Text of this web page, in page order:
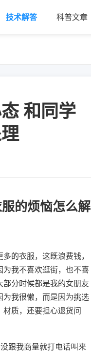
技术解答 科普文章
和同学
的烦恼怎么解
的衣服，这既浪费钱，
为我不喜欢逛街，也不喜
分时候都是我的女朋友
为我很懒，而是因为挑选
质，还要担心退货问
跟我商量就打电话叫来